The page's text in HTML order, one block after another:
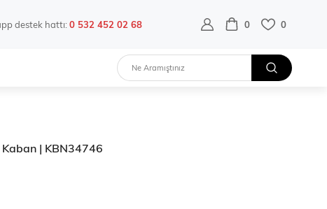
destek hattı:0 532 452 02 68 0 0
| KBN34746